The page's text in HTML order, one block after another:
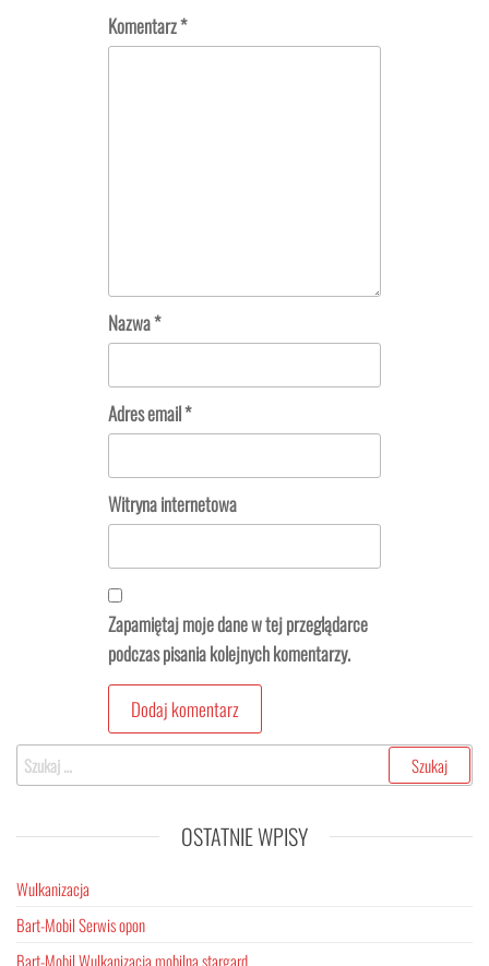
Komentarz*
Nazwa*
Adres email*
Witryna internetowa
Zapamiętaj moje dane w tej przeglądarce
podczas pisania kolejnych komentarzy.
Szukaj:
OSTATNIE WPISY
Wulkanizacja
Bart-Mobil Serwis opon
Bart-Mobil Wulkanizacja mobilna stargard